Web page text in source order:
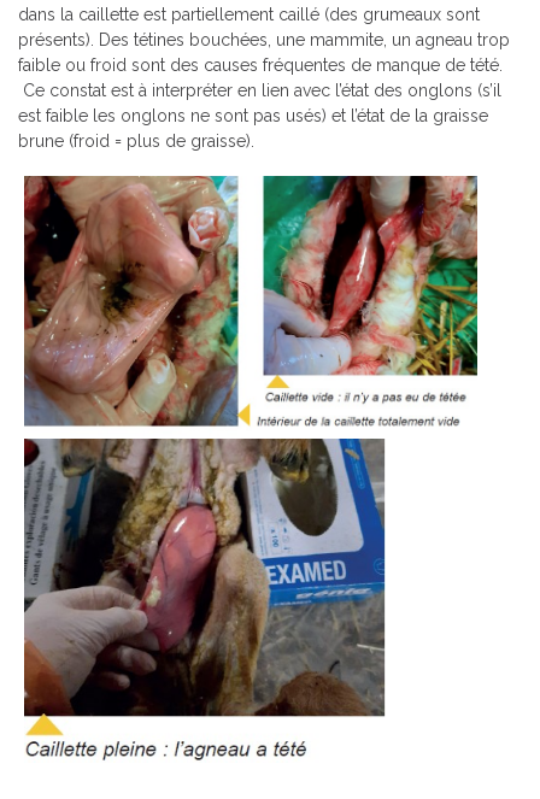
dans la caillette est partiellement caillé (des grumeaux sont
présents). Des tétines bouchées, une mammite, un agneau trop
faible ou froid sont des causes fréquentes de manque de tété.
Ce constat est à interpréter en lien avec l’état des onglons (s’il
est faible les onglons ne sont pas usés) et l’état de la graisse
brune (froid = plus de graisse).